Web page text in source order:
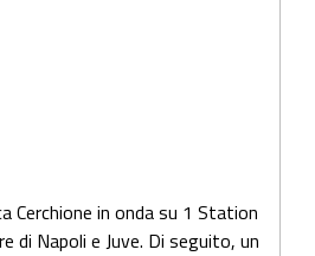
Cerchione in onda su 1 Station
di Napoli e Juve. Di seguito, un